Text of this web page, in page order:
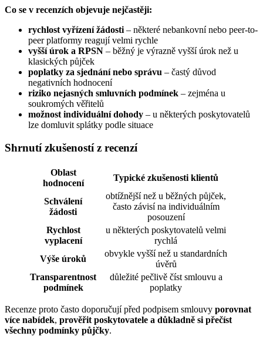
Co se v recenzích objevuje nejčastěji:
rychlost vyřízení žádosti – některé nebankovní nebo peer-to-
peer platformy reagují velmi rychle
vyšší úrok a RPSN – běžný je výrazně vyšší úrok než u
klasických půjček
poplatky za sjednání nebo správu – častý důvod
negativních hodnocení
riziko nejasných smluvních podmínek – zejména u
soukromých věřitelů
možnost individuální dohody – u některých poskytovatelů
lze domluvit splátky podle situace
Shrnutí zkušeností z recenzí
Oblast
hodnocení
Typické zkušenosti klientů
Schválení
žádosti
obtížnější než u běžných půjček,
často závisí na individuálním
posouzení
Rychlost
vyplacení
u některých poskytovatelů velmi
rychlá
Výše úroků
obvykle vyšší než u standardních
úvěrů
Transparentnost
podmínek
důležité pečlivě číst smlouvu a
poplatky
Recenze proto často doporučují před podpisem smlouvy porovnat
více nabídek, prověřit poskytovatele a důkladně si přečíst
všechny podmínky půjčky.